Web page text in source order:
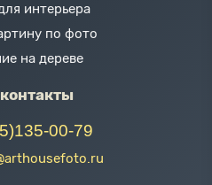
интерьера
по фото
на дереве
00-79